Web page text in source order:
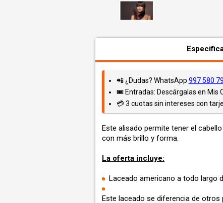
📲 ¿Dudas? WhatsApp 997 580
🎟️ Entradas: Descárgalas en Mis
💳 3 cuotas sin intereses con
Este alisado permite tener el
con más brillo y forma.
La oferta incluye:
Laceado americano a todo largo
Este laceado se diferencia de